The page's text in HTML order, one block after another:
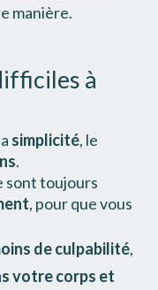
manière.
à
simplicité
.
, pour que vous
de culpabilité,
votre corps et